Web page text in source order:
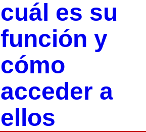
cuál es su
función y
cómo
acceder a
ellos